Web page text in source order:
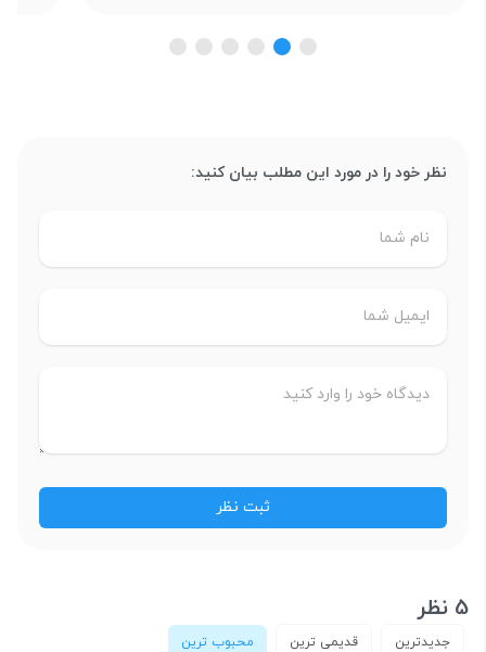
نظر خود را در مورد این مطلب بیان کنید:
5 نظر
جدیدترین قدیمی ترین محبوب ترین